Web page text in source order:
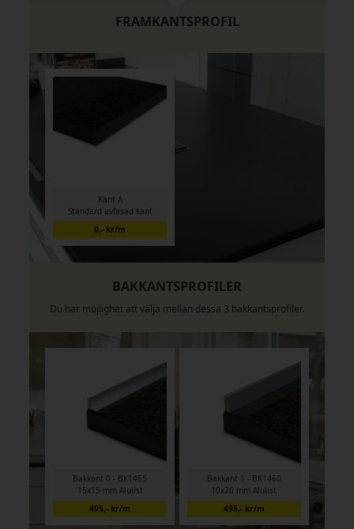
Kant A
Standard avfasad kant
0,- kr/m
FRAMKANTSPROFIL
BAKKANTSPROFILER
Du har möjlighet att välja mellan dessa 3 bakkantsprofiler.
Bakkant 0 - BK1455
15x15 mm Alulist
495,- kr/m
Bakkant 1 - BK1460
10x20 mm Alulist
495,- kr/m